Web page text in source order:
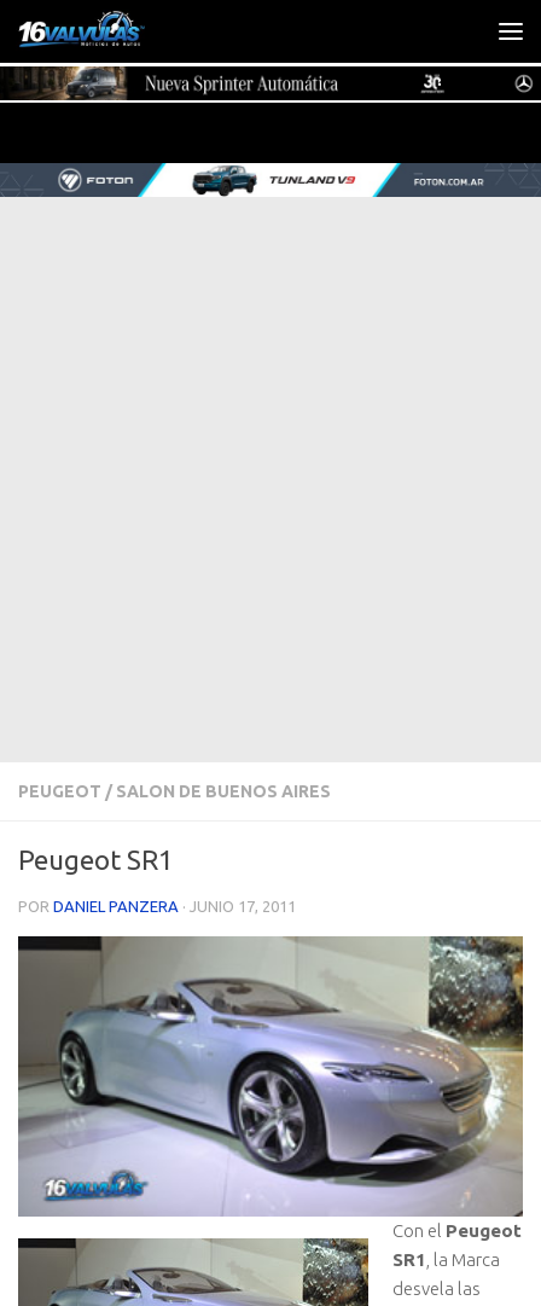
Saltar al contenido
PEUGEOT / SALON DE BUENOS AIRES
Peugeot SR1
POR DANIEL PANZERA · JUNIO 17, 2011
Con el Peugeot
SR1 , la Marca
desvela las